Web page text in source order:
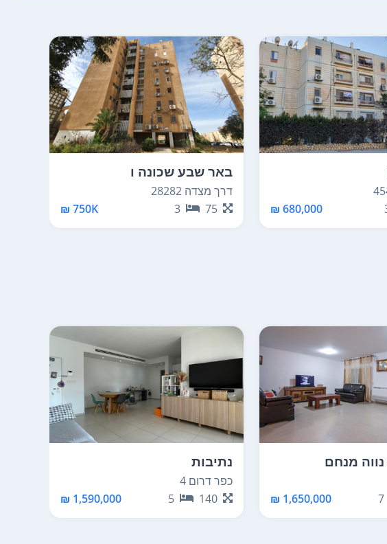
680,000 ₪
באר שבע שכונה ו
דרך מצדה 28282
75
3
750K ₪
מנחם
7
1,650,000 ₪
נתיבות
כפר דרום 4
140
5
1,590,000 ₪